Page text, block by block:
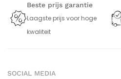
Beste prijs garantie
Laagste prijs voor hoge
kwaliteit
SOCIAL MEDIA